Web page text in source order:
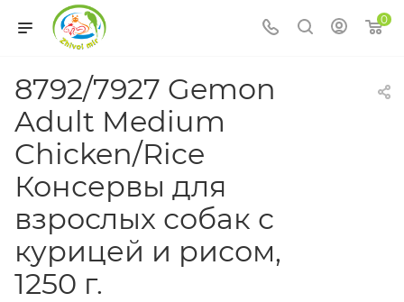
0
8792/7927 Gemon
Adult Medium
Chicken/Rice
Консервы для
взрослых собак с
курицей и рисом,
1250 г.